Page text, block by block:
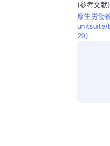
(参考文献)
厚生労働
unitsuite/
29）